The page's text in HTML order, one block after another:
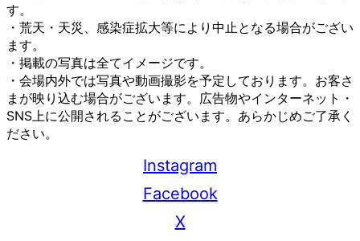
す。
・荒天・天災、感染症拡大等により中止となる場合がござい
ます。
・掲載の写真は全てイメージです。
・会場内外では写真や動画撮影を予定しております。お客さ
まが映り込む場合がございます。広告物やインターネット・
SNS上に公開されることがございます。あらかじめご了承く
ださい。
Instagram
Facebook
X